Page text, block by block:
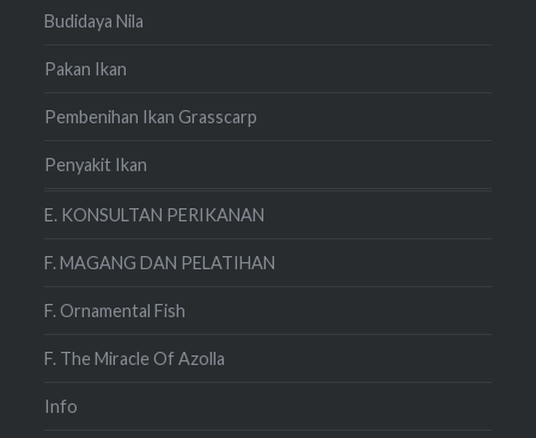
Budidaya Nila
Pakan Ikan
Pembenihan Ikan Grasscarp
Penyakit Ikan
E. KONSULTAN PERIKANAN
F. MAGANG DAN PELATIHAN
F. Ornamental Fish
F. The Miracle Of Azolla
Info